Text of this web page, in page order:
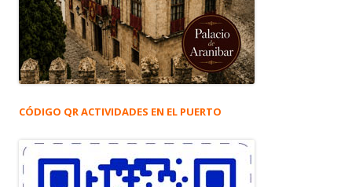
CÓDIGO QR ACTIVIDADES EN EL PUERTO